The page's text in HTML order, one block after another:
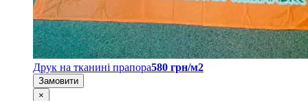
Друк на тканині прапора580 грн/м2
Замовити
×